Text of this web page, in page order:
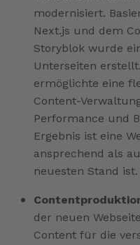
modernisiert.
Next.js und dem
Storyblok wurde
Unterseiten
ermöglichte eine
Content-
Performance und
Ergebnis ist eine
ansprechend als
neuesten Stand ist.
der neuen
Content für die